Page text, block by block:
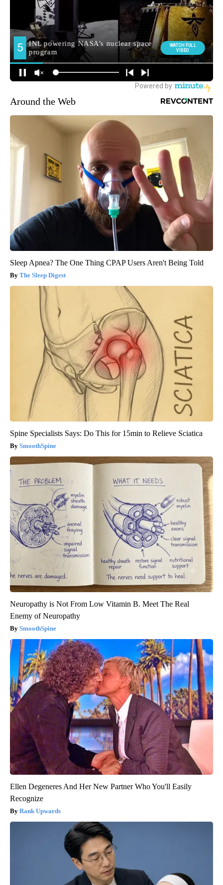
Around the Web
Sleep Apnea? The One Thing CPAP Users Aren't Being Told
The Sleep Digest
Spine Specialists Says: Do This for 15min to Relieve Sciatica
SmoothSpine
Neuropathy is Not From Low Vitamin B. Meet The Real
Enemy of Neuropathy
SmoothSpine
Ellen Degeneres And Her New Partner Who You'll Easily
Recognize
Rank Upwards